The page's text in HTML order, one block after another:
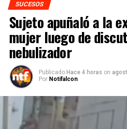
SUCESOS
Sujeto apuñaló a la
mujer luego de
nebulizador
Publicado Hace 4 horas on
Por Notifalcon